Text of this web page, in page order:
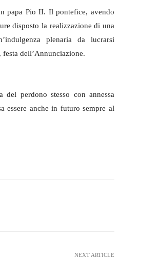
papa Pio II. Il pontefice, avendo
disposto la realizzazione di una
plenaria da lucrarsi
festa dell’Annunciazione.
perdono stesso con annessa
essere anche in futuro sempre al
NEXT ARTICLE